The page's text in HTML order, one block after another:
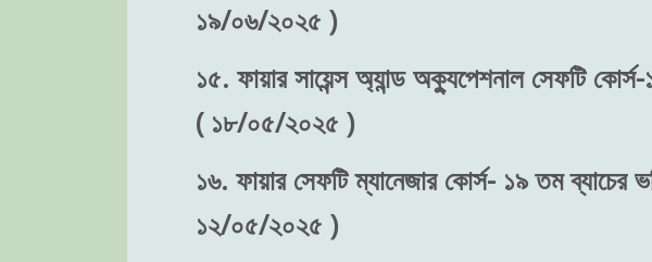
১৯/০৬/২০২৫ )
১৫. ফায়ার সায়েন্স অ্যান্ড অক্যুপেশনাল সেফটি
( ১৮/০৫/২০২৫ )
১৬. ফায়ার সেফটি ম্যানেজার কোর্স- ১৯ তম ব্যাচের
১২/০৫/২০২৫ )